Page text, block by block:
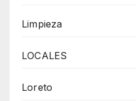
Limpieza
LOCALES
Loreto